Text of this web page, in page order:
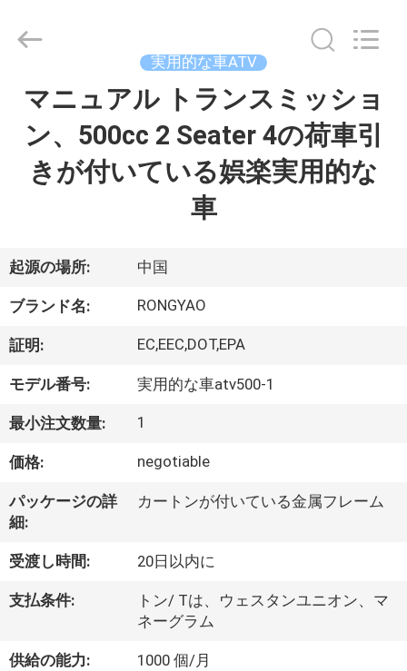
家
ク
ト
私
達
つ
い
て
工
場
Shanghai
Rongyao
Rights
Reserved.
実用的な車ATV
マニュアル トランスミッショ
ン、500cc 2 Seater 4の荷車引
きが付いている娯楽実用的な
車
起源の場所: 中国
ブランド名: RONGYAO
証明: EC,EEC,DOT,EPA
モデル番号: 実用的な車atv500-1
最小注文数量: 1
価格: negotiable
パッケージの詳
細:
カートンが付いている金属フレーム
受渡し時間: 20日以内に
支払条件:
トン/ Tは、ウェスタンユニオン、マ
ネーグラム
供給の能力: 1000 個/月